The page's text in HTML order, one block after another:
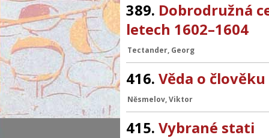
389. Dobrodružná
letech 1602–1604
Tectander, Georg
416. Věda o člověku
Něsmelov, Viktor
415. Vybrané stati